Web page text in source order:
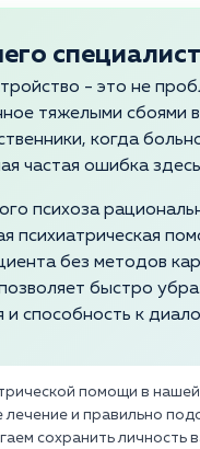
- это не
тяжелыми сбоями
когда
частая ошибка
психоза
психиатрическая
без методов
быстро
способность к
помощи в
и правильно
сохранить личность